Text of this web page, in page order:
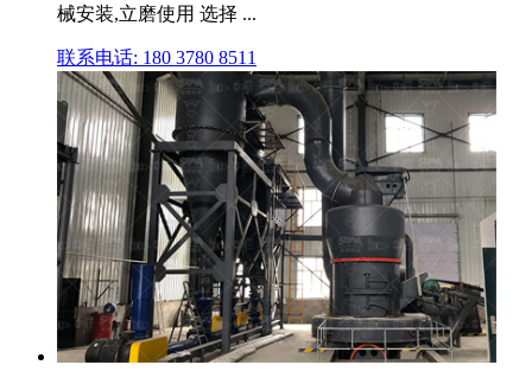
械安装,立磨使用 选择 ...
联系电话: 180 3780 8511